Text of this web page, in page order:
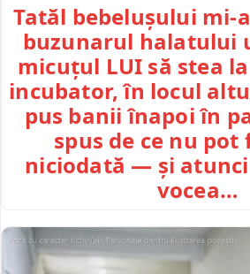
Tatăl bebelușului mi-
buzunarul halatului
micuțul LUI să stea
incubator, în locul
pus banii înapoi în
spus de ce nu pot
niciodată — și
vocea…